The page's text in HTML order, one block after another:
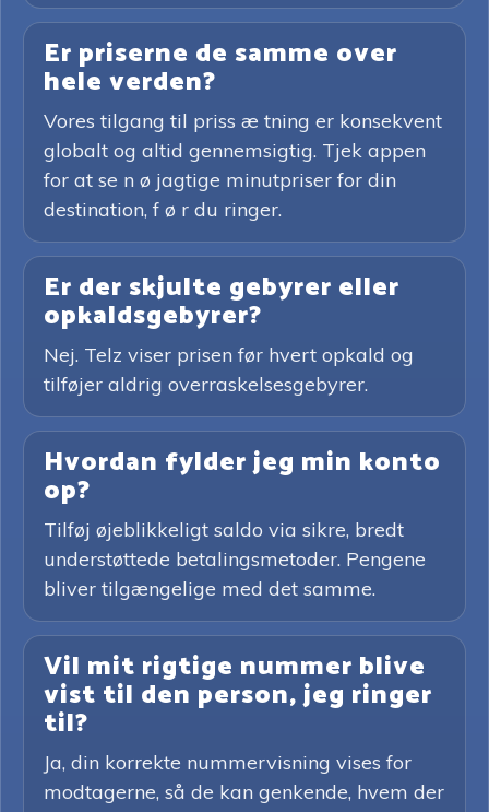
Er priserne de samme over
hele verden?
Vores tilgang til priss æ tning er konsekvent
globalt og altid gennemsigtig. Tjek appen
for at se n ø jagtige minutpriser for din
destination, f ø r du ringer.
Er der skjulte gebyrer eller
opkaldsgebyrer?
Nej. Telz viser prisen før hvert opkald og
tilføjer aldrig overraskelsesgebyrer.
Hvordan fylder jeg min konto
op?
Tilføj øjeblikkeligt saldo via sikre, bredt
understøttede betalingsmetoder. Pengene
bliver tilgængelige med det samme.
Vil mit rigtige nummer blive
vist til den person, jeg ringer
til?
Ja, din korrekte nummervisning vises for
modtagerne, så de kan genkende, hvem der